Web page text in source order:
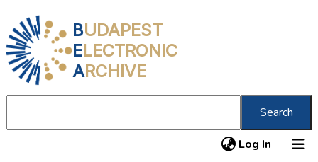
BUDAPEST
ELECTRONIC
ARCHIVE
Search
Log In (current)